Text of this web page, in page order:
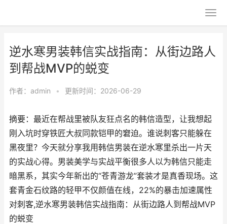
逆水寒男装韩信实战指南：从街边路人
到帮战MVP的蜕变
作者： admin • 更新时间：2026-06-29
摘要：最近在帮战里被队友狂点名的韩信造型，让我想起
刚入坑时穿铁匠大叔同款铠甲的窘迫。谁说刺客只能躲在
黑夜里？今天就分享我用韩信男装在逆水寒里杀出一片天
的实战心得。男装美学与实战平衡很多人以为韩信只能走
暗黑系，其实今年新出的“苍青游龙”套装才是真香现场。这
套青金石纹路的轻甲不仅颜值在线，22%的暴击加速属性
对刺客,逆水寒男装韩信实战指南：从街边路人到帮战MVP
的蜕变